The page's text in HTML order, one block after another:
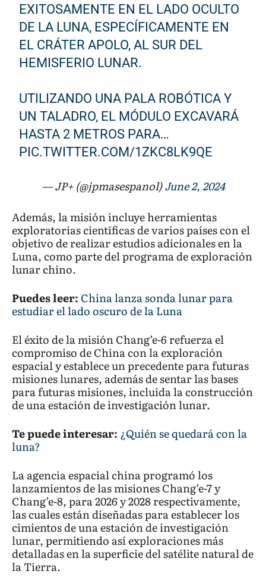
EXITOSAMENTE EN EL LADO OCULTO
DE LA LUNA, ESPECÍFICAMENTE EN
EL CRÁTER APOLO, AL SUR DEL
HEMISFERIO LUNAR.
UTILIZANDO UNA PALA ROBÓTICA Y
UN TALADRO, EL MÓDULO EXCAVARÁ
HASTA 2 METROS PARA…
PIC.TWITTER.COM/1ZKC8LK9QE
— JP+ (@jpmasespanol)June 2, 2024
Además, la misión incluye herramientas
exploratorias científicas de varios países con el
objetivo de realizar estudios adicionales en la
Luna, como parte del programa de exploración
lunar chino.
Puedes leer: China lanza sonda lunar para
estudiar el lado oscuro de la Luna
El éxito de la misión Chang’e-6 refuerza el
compromiso de China con la exploración
espacial y establece un precedente para futuras
misiones lunares, además de sentar las bases
para futuras misiones, incluida la construcción
de una estación de investigación lunar.
Te puede interesar: ¿Quién se quedará con la
luna?
La agencia espacial china programó los
lanzamientos de las misiones Chang’e-7 y
Chang’e-8, para 2026 y 2028 respectivamente,
las cuales están diseñadas para establecer los
cimientos de una estación de investigación
lunar, permitiendo así exploraciones más
detalladas en la superficie del satélite natural de
la Tierra.